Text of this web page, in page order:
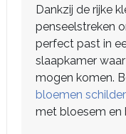
Dankzij de rijke
penseelstreken
perfect past in
slaapkamer
mogen komen.
bloemen
met bloesem en